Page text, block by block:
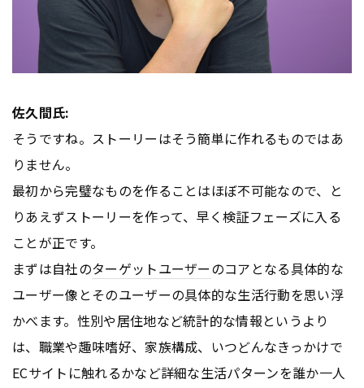
佐久間氏:
そうですね。ストーリーはそう簡単に作れるものではあ
りません。
最初から完璧なものを作ることはほぼ不可能なので、と
りあえずストーリーを作って、早く検証フェーズに入る
ことが正です。
まずは自社のターゲットユーザーのコアとなる具体的な
ユーザー像とそのユーザーの具体的な生活行動を思い浮
かべます。性別や居住地など統計的な情報というより
は、職業や趣味嗜好、家族構成、いつどんなきっかけで
ECサイトに触れるかなど詳細な生活パターンを誰か一人